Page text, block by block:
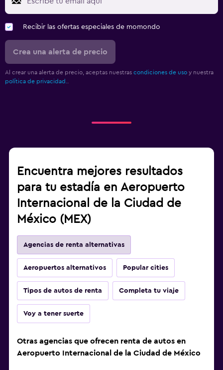
Recibir las ofertas especiales de momondo
Crea una alerta de precio
Al crear una alerta de precio, aceptas nuestras condiciones de uso y nuestra
política de privacidad..
Encuentra mejores resultados
para tu estadía en Aeropuerto
Internacional de la Ciudad de
México (MEX)
Agencias de renta alternativas
Aeropuertos alternativos Popular cities
Tipos de autos de renta Completa tu viaje
Voy a tener suerte
Otras agencias que ofrecen renta de autos en
Aeropuerto Internacional de la Ciudad de México